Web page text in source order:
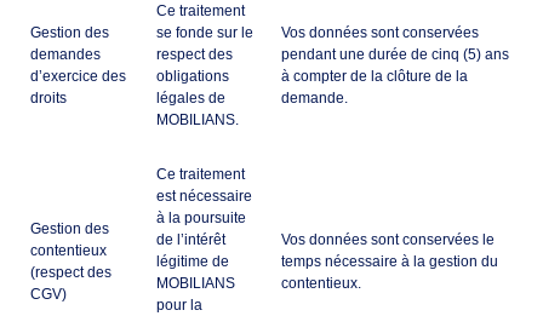
Gestion des
demandes
d’exercice des
droits
Ce traitement
se fonde sur le
respect des
obligations
légales de
MOBILIANS.
Vos données sont conservées
pendant une durée de cinq (5) ans
à compter de la clôture de la
demande.
Gestion des
contentieux
(respect des
CGV)
Ce traitement
est nécessaire
à la poursuite
de l’intérêt
légitime de
MOBILIANS
pour la
Vos données sont conservées le
temps nécessaire à la gestion du
contentieux.